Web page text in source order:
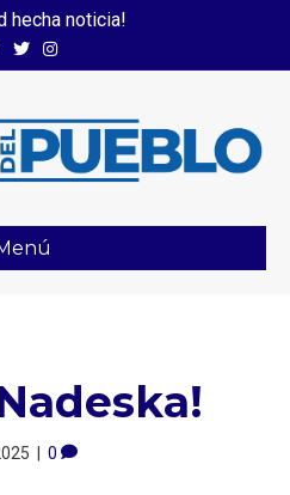
hecha noticia!
TwitterInstagram
| 0